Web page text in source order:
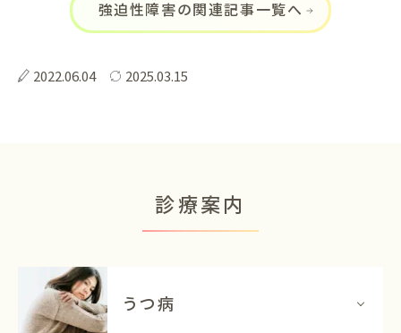
強迫性障害の関連記事一覧へ
2022.06.04 2025.03.15
診療案内
うつ病